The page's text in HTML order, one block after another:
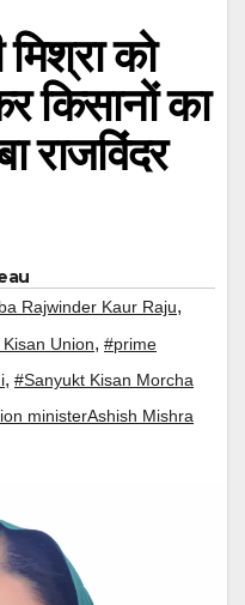
मिश्रा को
किसानों का
राजविंदर
Rajwinder Kaur Raju,
Union, #prime
, #Sanyukt Kisan Morcha
ministerAshish Mishra